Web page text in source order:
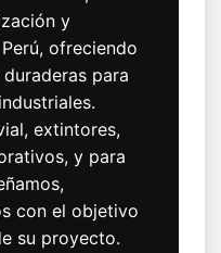
y
ofreciendo
para
extintores,
y para
con el objetivo
su proyecto.